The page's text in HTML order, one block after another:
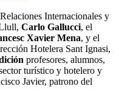
Internacionales y
Carlo Gallucci, el
Xavier Mena, y el
Hotelera Sant Ignasi,
profesores, alumnos,
turístico y hotelero y
Javier, patrono del